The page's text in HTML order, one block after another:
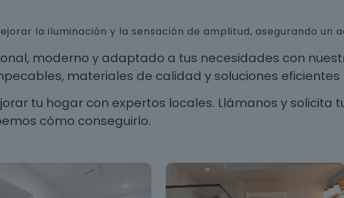
la iluminación y la sensación de amplitud, asegurando un
moderno y adaptado a tus necesidades con
materiales de calidad y soluciones
tu hogar con expertos locales. Llámanos y solicita
cómo conseguirlo.